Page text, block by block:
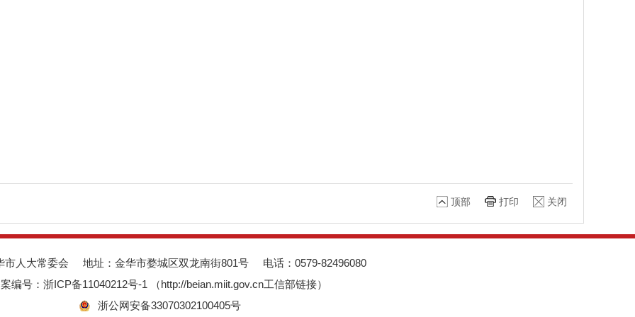
顶部 打印 关闭
市人大常委会 地址：金华市婺城区双龙南街801号
电话：0579-82496080
编号： 浙ICP备11040212号-1 （http://beian.miit.gov.cn工信部链接）
浙公网安备33070302100405号